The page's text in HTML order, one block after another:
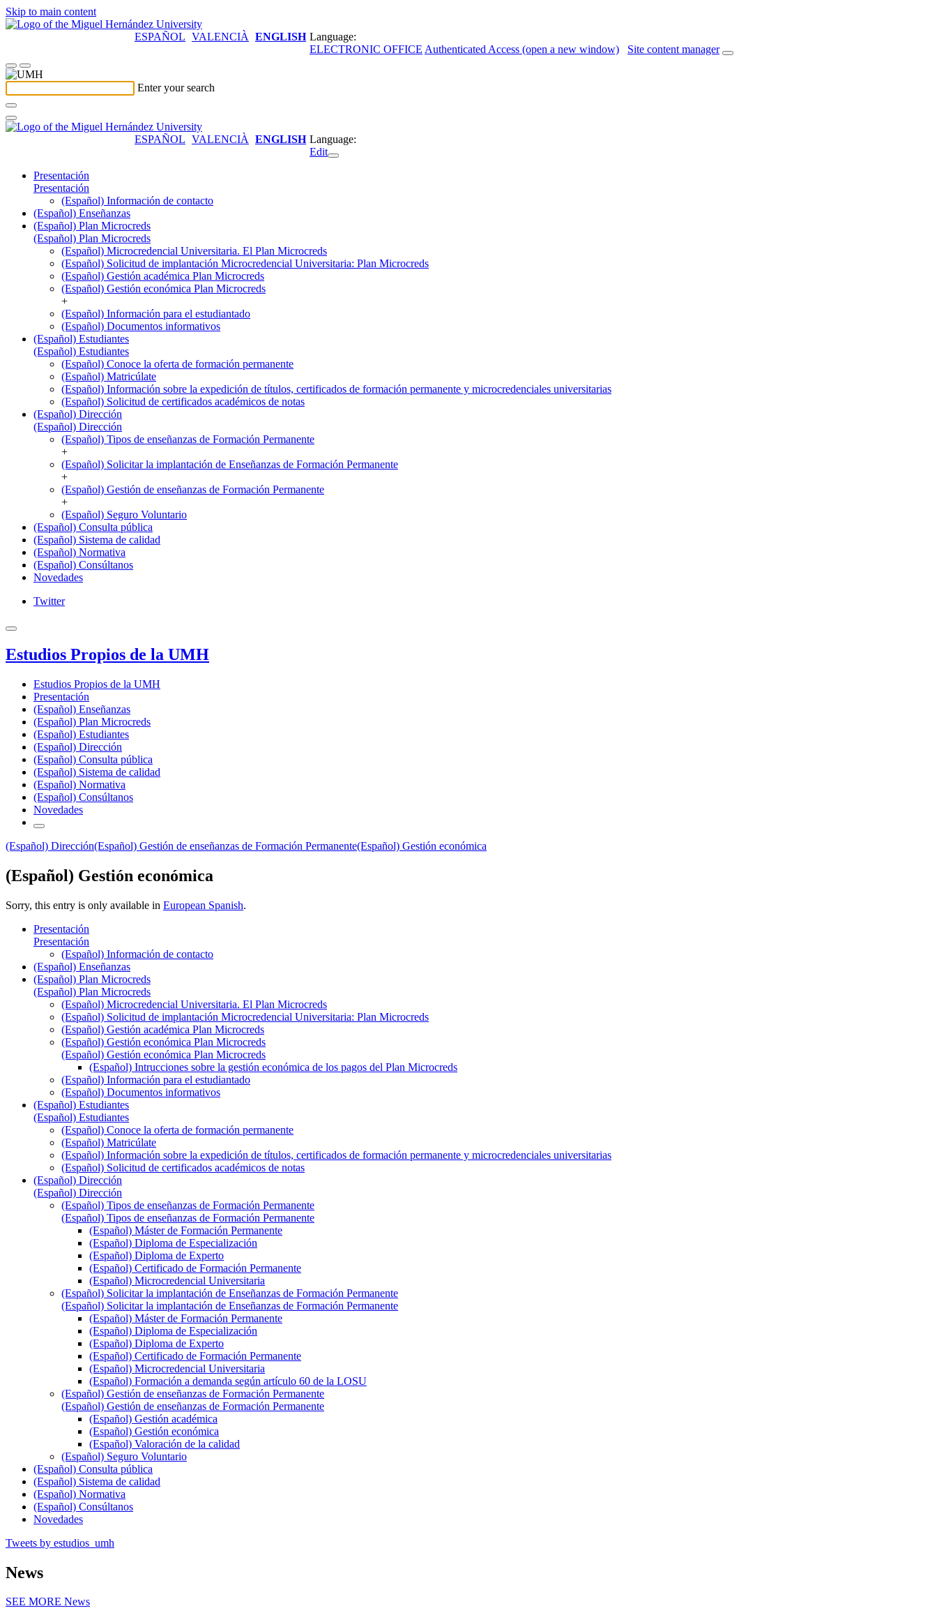
Skip to main content
Language:
ESPAÑOL VALENCIÀ
ENGLISH
ELECTRONIC OFFICE Authenticated Access (open a new window) Site content manager
Enter your search
Language:
ESPAÑOL VALENCIÀ
ENGLISH
Edit
Presentación
Presentación
(Español) Información de contacto
(Español) Enseñanzas
(Español) Plan Microcreds
(Español) Plan Microcreds
(Español) Microcredencial Universitaria. El Plan Microcreds
(Español) Solicitud de implantación Microcredencial Universitaria: Plan Microcreds
(Español) Gestión académica Plan Microcreds
(Español) Gestión económica Plan Microcreds
+
(Español) Información para el estudiantado
(Español) Documentos informativos
(Español) Estudiantes
(Español) Estudiantes
(Español) Conoce la oferta de formación permanente
(Español) Matricúlate
(Español) Información sobre la expedición de títulos, certificados de formación permanente y microcredenciales universitarias
(Español) Solicitud de certificados académicos de notas
(Español) Dirección
(Español) Dirección
(Español) Tipos de enseñanzas de Formación Permanente
+
(Español) Solicitar la implantación de Enseñanzas de Formación Permanente
+
(Español) Gestión de enseñanzas de Formación Permanente
+
(Español) Seguro Voluntario
(Español) Consulta pública
(Español) Sistema de calidad
(Español) Normativa
(Español) Consúltanos
Novedades
Twitter
Estudios Propios de la UMH
Estudios Propios de la UMH
Presentación
(Español) Enseñanzas
(Español) Plan Microcreds
(Español) Estudiantes
(Español) Dirección
(Español) Consulta pública
(Español) Sistema de calidad
(Español) Normativa
(Español) Consúltanos
Novedades
(Español) Dirección(Español) Gestión de enseñanzas de Formación Permanente(Español) Gestión económica
(Español) Gestión económica
Sorry, this entry is only available in European Spanish.
Presentación
Presentación
(Español) Información de contacto
(Español) Enseñanzas
(Español) Plan Microcreds
(Español) Plan Microcreds
(Español) Microcredencial Universitaria. El Plan Microcreds
(Español) Solicitud de implantación Microcredencial Universitaria: Plan Microcreds
(Español) Gestión académica Plan Microcreds
(Español) Gestión económica Plan Microcreds
(Español) Gestión económica Plan Microcreds
(Español) Intrucciones sobre la gestión económica de los pagos del Plan Microcreds
(Español) Información para el estudiantado
(Español) Documentos informativos
(Español) Estudiantes
(Español) Estudiantes
(Español) Conoce la oferta de formación permanente
(Español) Matricúlate
(Español) Información sobre la expedición de títulos, certificados de formación permanente y microcredenciales universitarias
(Español) Solicitud de certificados académicos de notas
(Español) Dirección
(Español) Dirección
(Español) Tipos de enseñanzas de Formación Permanente
(Español) Tipos de enseñanzas de Formación Permanente
(Español) Máster de Formación Permanente
(Español) Diploma de Especialización
(Español) Diploma de Experto
(Español) Certificado de Formación Permanente
(Español) Microcredencial Universitaria
(Español) Solicitar la implantación de Enseñanzas de Formación Permanente
(Español) Solicitar la implantación de Enseñanzas de Formación Permanente
(Español) Máster de Formación Permanente
(Español) Diploma de Especialización
(Español) Diploma de Experto
(Español) Certificado de Formación Permanente
(Español) Microcredencial Universitaria
(Español) Formación a demanda según artículo 60 de la LOSU
(Español) Gestión de enseñanzas de Formación Permanente
(Español) Gestión de enseñanzas de Formación Permanente
(Español) Gestión académica
(Español) Gestión económica
(Español) Valoración de la calidad
(Español) Seguro Voluntario
(Español) Consulta pública
(Español) Sistema de calidad
(Español) Normativa
(Español) Consúltanos
Novedades
Tweets by estudios_umh
News
SEE MORE News